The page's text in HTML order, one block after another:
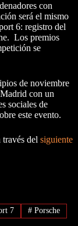
con
será el mismo
6: registro del
Los premios
se
de noviembre
con un
sociales de
este evento.
del siguiente
7 # Porsche